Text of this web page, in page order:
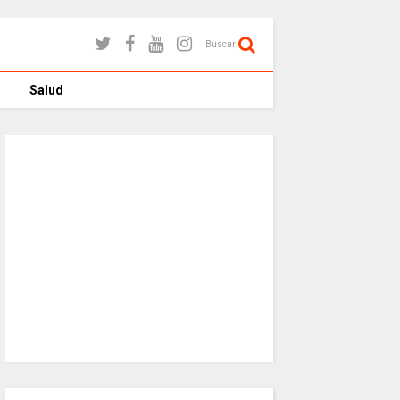
Buscar
Salud